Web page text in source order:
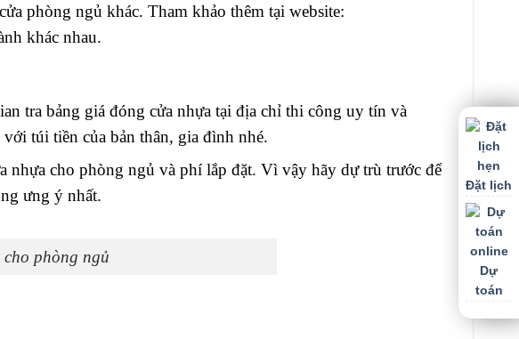
phòng ngủ khác. Tham khảo thêm tại website:
khác nhau.
tra bảng giá đóng cửa nhựa tại địa chỉ thi công uy tín và
túi tiền của bản thân, gia đình nhé.
nhựa cho phòng ngủ và phí lắp đặt. Vì vậy hãy dự trù trước để
ưng ý nhất.
phòng ngủ
Đặt lịch
Dự
toán